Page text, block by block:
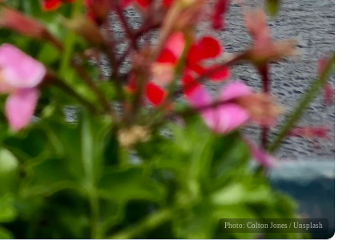
Photo: Colton Jones / Unsplash